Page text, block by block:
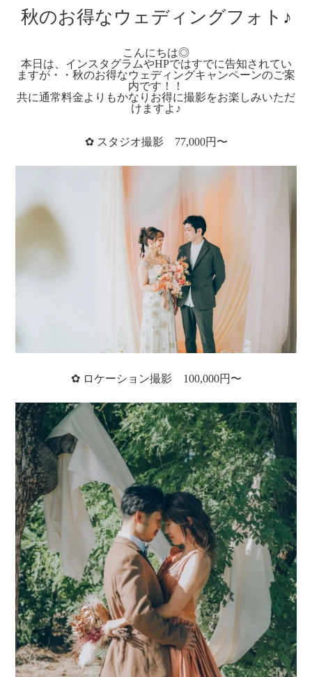
秋のお得なウェディングフォト♪
こんにちは◎
本日は、インスタグラムやHPではすでに告知されてい
ますが・・秋のお得なウェディングキャンペーンのご案
内です！！
共に通常料金よりもかなりお得に撮影をお楽しみいただ
けますよ♪
✿ スタジオ撮影 77,000円〜
✿ ロケーション撮影 100,000円〜